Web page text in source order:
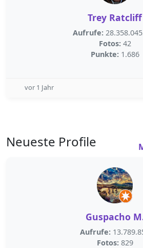
Trey Ratcliff
Aufrufe:
Fotos: 42
Punkte: 1.686
vor 1 Jahr
Neueste Profile
Guspacho
Aufrufe:
Fotos: 829